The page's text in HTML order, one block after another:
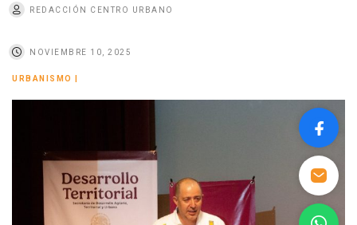
REDACCIÓN CENTRO URBANO
NOVIEMBRE 10, 2025
URBANISMO